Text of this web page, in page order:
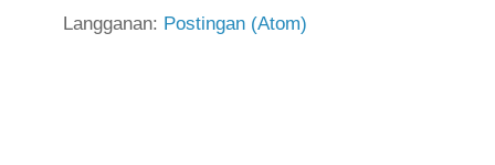
Langganan: Postingan (Atom)